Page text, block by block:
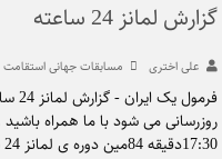
گزارش لمانز 24 ساعته
علی اختری مسابقات جهانی استقامت
روزرسانی می شود با ما همراه
17:30دقیقه 84مین دوره ی لمانز 24 ساعته آغاز شد و